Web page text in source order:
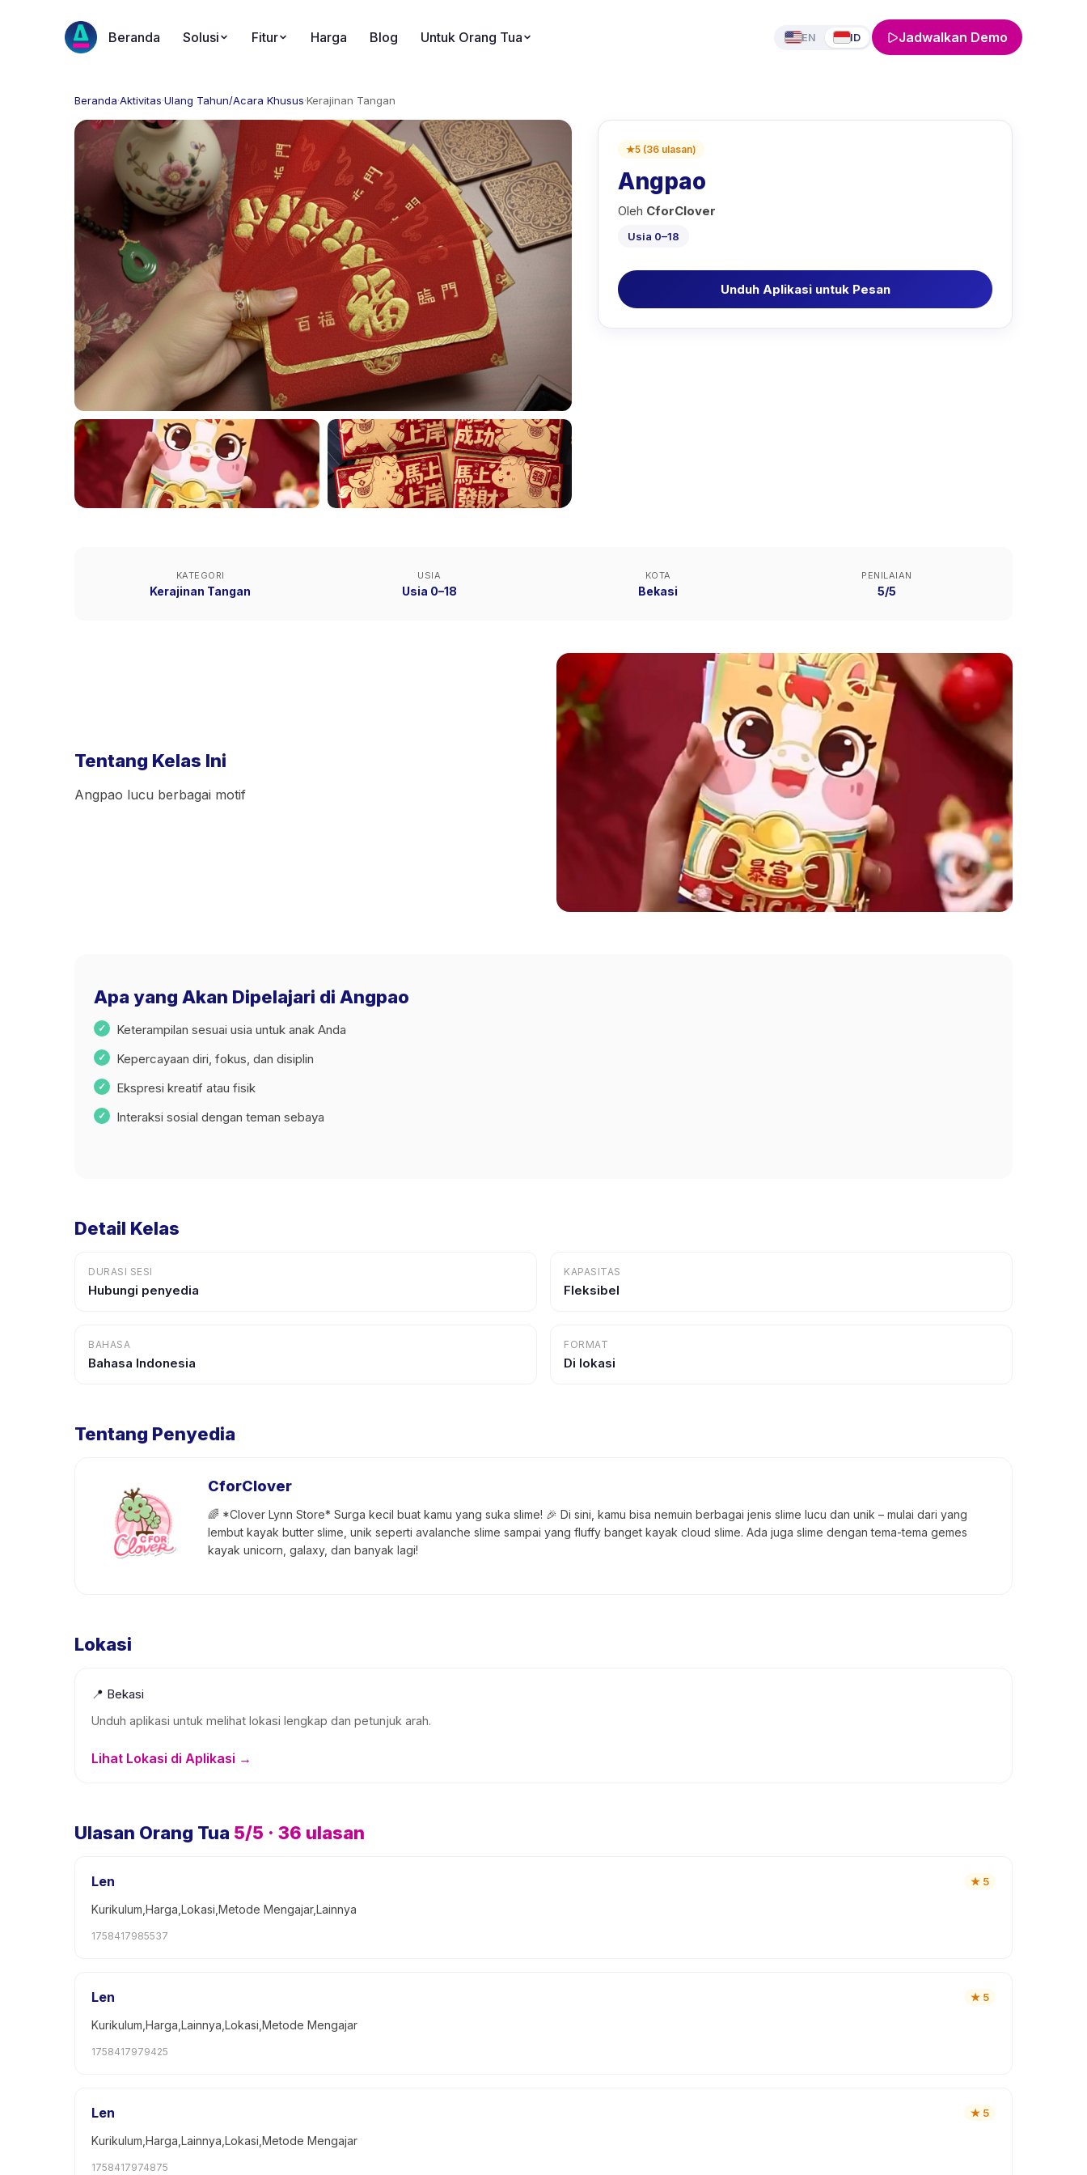
Beranda Solusi Fitur Harga Blog Untuk Orang Tua EN ID Jadwalkan Demo
Beranda·Aktivitas·Ulang Tahun/Acara Khusus·Kerajinan Tangan
★5 (36 ulasan)
Angpao
Oleh CforClover
Usia 0–18
Unduh Aplikasi untuk Pesan
KATEGORI
Kerajinan Tangan
USIA
Usia 0–18
KOTA
Bekasi
PENILAIAN
5/5
Tentang Kelas Ini
Angpao lucu berbagai motif
Apa yang Akan Dipelajari di Angpao
Keterampilan sesuai usia untuk anak Anda
Kepercayaan diri, fokus, dan disiplin
Ekspresi kreatif atau fisik
Interaksi sosial dengan teman sebaya
Detail Kelas
DURASI SESI
Hubungi penyedia
KAPASITAS
Fleksibel
BAHASA
Bahasa Indonesia
FORMAT
Di lokasi
Tentang Penyedia
CforClover
🌈 *Clover Lynn Store* Surga kecil buat kamu yang suka slime! 🎉 Di sini, kamu bisa nemuin berbagai jenis slime lucu dan unik – mulai dari yang
lembut kayak butter slime, unik seperti avalanche slime sampai yang fluffy banget kayak cloud slime. Ada juga slime dengan tema-tema gemes
kayak unicorn, galaxy, dan banyak lagi!
Lokasi
📍 Bekasi
Unduh aplikasi untuk melihat lokasi lengkap dan petunjuk arah.
Lihat Lokasi di Aplikasi →
Ulasan Orang Tua 5/5 · 36 ulasan
Len ★ 5
Kurikulum,Harga,Lokasi,Metode Mengajar,Lainnya
1758417985537
Len ★ 5
Kurikulum,Harga,Lainnya,Lokasi,Metode Mengajar
1758417979425
Len ★ 5
Kurikulum,Harga,Lainnya,Lokasi,Metode Mengajar
1758417974875